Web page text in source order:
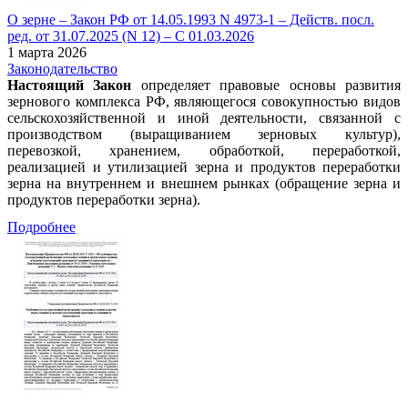
О зерне – Закон РФ от 14.05.1993 N 4973-1 – Действ. посл.
ред. от 31.07.2025 (N 12) – С 01.03.2026
1 марта 2026
Законодательство
Настоящий Закон определяет правовые основы развития
зернового комплекса РФ, являющегося совокупностью видов
сельскохозяйственной и иной деятельности, связанной с
производством (выращиванием зерновых культур),
перевозкой, хранением, обработкой, переработкой,
реализацией и утилизацией зерна и продуктов переработки
зерна на внутреннем и внешнем рынках (обращение зерна и
продуктов переработки зерна).
Подробнее